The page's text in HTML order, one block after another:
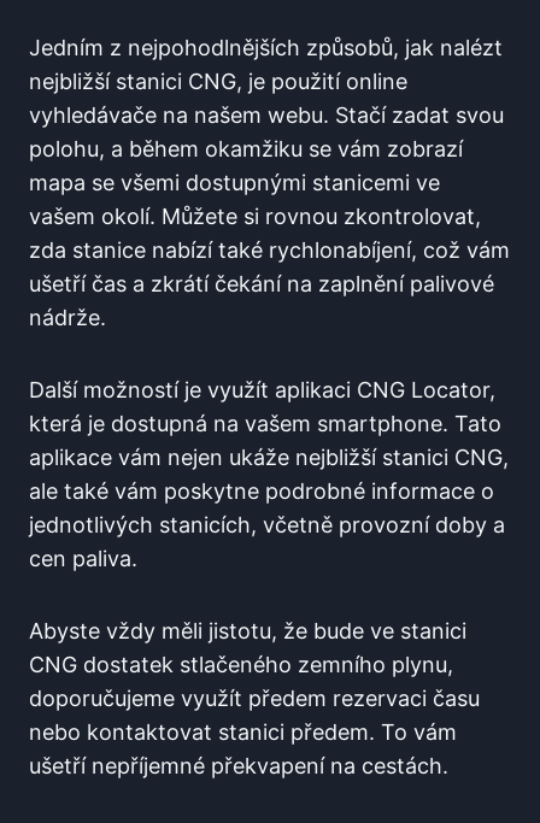
Jedním z nejpohodlnějších způsobů, jak nalézt
nejbližší stanici CNG, je použití online
vyhledávače na našem webu. Stačí zadat svou
polohu, a během okamžiku se vám zobrazí
mapa se všemi dostupnými stanicemi ve
vašem okolí. Můžete si rovnou zkontrolovat,
zda stanice nabízí také rychlonabíjení, což vám
ušetří čas a zkrátí čekání na zaplnění palivové
nádrže.
Další možností je využít aplikaci CNG Locator,
která je dostupná na vašem smartphone. Tato
aplikace vám nejen ukáže nejbližší stanici CNG,
ale také vám poskytne podrobné informace o
jednotlivých stanicích, včetně provozní doby a
cen paliva.
Abyste vždy měli jistotu, že bude ve stanici
CNG dostatek stlačeného zemního plynu,
doporučujeme využít předem rezervaci času
nebo kontaktovat stanici předem. To vám
ušetří nepříjemné překvapení na cestách.